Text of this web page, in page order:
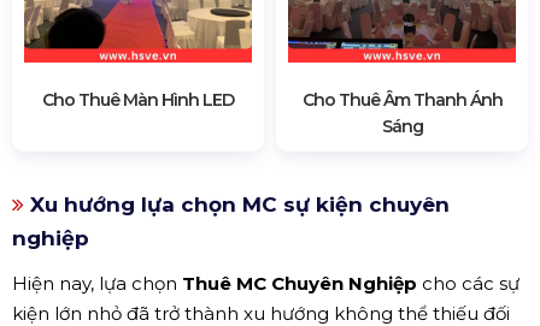
Cho Thuê Màn Hình LED
Cho Thuê Âm Thanh Ánh
Sáng
Xu hướng lựa chọn MC sự kiện chuyên
nghiệp
Hiện nay, lựa chọn Thuê MC Chuyên Nghiệp cho các sự
kiện lớn nhỏ đã trở thành xu hướng không thể thiếu đối